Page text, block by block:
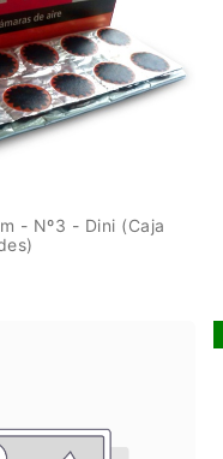
- Nº3 - Dini (Caja